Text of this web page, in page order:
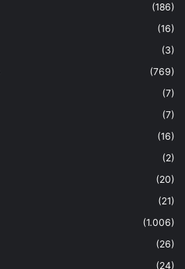
(186)
(16)
(3)
(769)
(7)
(7)
(16)
(2)
(20)
(21)
(1.006)
(26)
(24)